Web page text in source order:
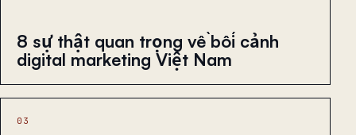
8 sự thật quan trọng về bối cảnh
digital marketing Việt Nam
03